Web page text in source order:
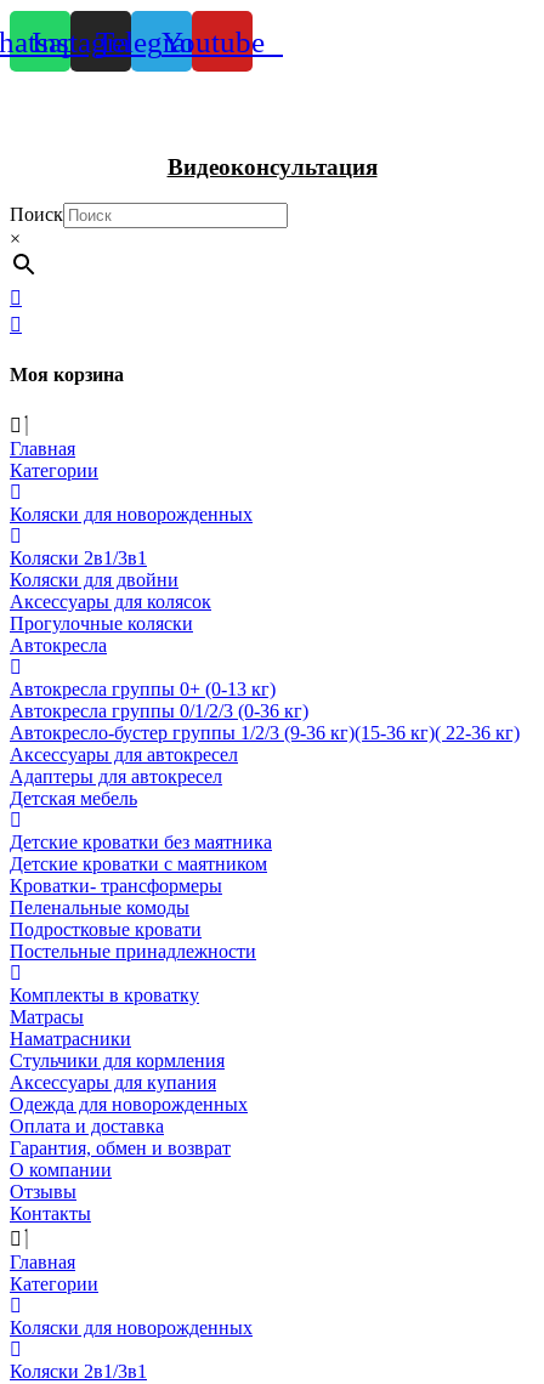
InstagramTelegramYoutube
Видеоконсультация
Поиск
×
Моя корзина
Главная
Категории
Коляски для новорожденных
Коляски 2в1/3в1
Коляски для двойни
Аксессуары для колясок
Прогулочные коляски
Автокресла
Автокресла группы 0+ (0-13 кг)
Автокресла группы 0/1/2/3 (0-36 кг)
Автокресло-бустер группы 1/2/3 (9-36 кг)(15-36 кг)( 22-36 кг)
Аксессуары для автокресел
Адаптеры для автокресел
Детская мебель
Детские кроватки без маятника
Детские кроватки с маятником
Кроватки- трансформеры
Пеленальные комоды
Подростковые кровати
Постельные принадлежности
Комплекты в кроватку
Матрасы
Наматрасники
Стульчики для кормления
Аксессуары для купания
Одежда для новорожденных
Оплата и доставка
Гарантия, обмен и возврат
О компании
Отзывы
Контакты
Главная
Категории
Коляски для новорожденных
Коляски 2в1/3в1